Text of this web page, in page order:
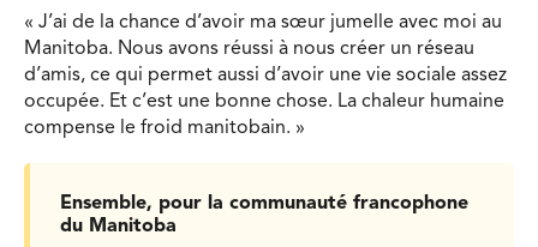
« J’ai de la chance d’avoir ma sœur jumelle avec moi au
Manitoba. Nous avons réussi à nous créer un réseau
d’amis, ce qui permet aussi d’avoir une vie sociale assez
occupée. Et c’est une bonne chose. La chaleur humaine
compense le froid manitobain. »
Ensemble, pour la communauté francophone
du Manitoba